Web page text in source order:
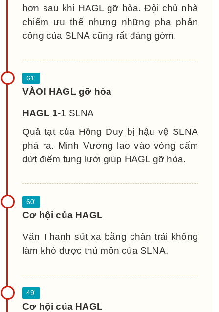
hơn sau khi HAGL gỡ hòa. Đội chủ nhà
chiếm ưu thế nhưng những pha phản
công của SLNA cũng rất đáng gờm.
VÀO! HAGL gỡ hòa
HAGL 1-1 SLNA
Quả tạt của Hồng Duy bị hậu vệ SLNA
phá ra. Minh Vương lao vào vòng cấm
dứt điểm tung lưới giúp HAGL gỡ hòa.
Cơ hội của HAGL
Văn Thanh sút xa bằng chân trái không
làm khó được thủ môn của SLNA.
Cơ hội của HAGL